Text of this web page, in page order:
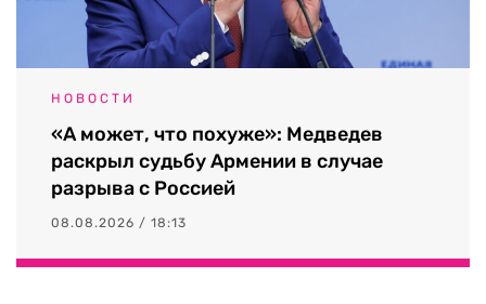
НОВОСТИ
«А может, что похуже»: Медведев
раскрыл судьбу Армении в случае
разрыва с Россией
08.08.2026 / 18:13